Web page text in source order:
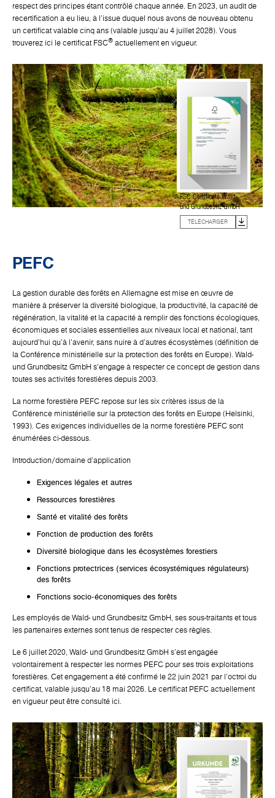
respect des principes étant contrôlé chaque année. En 2023, un audit de
recertification a eu lieu, à l'issue duquel nous avons de nouveau obtenu
un certificat valable cinq ans (valable jusqu'au 4 juillet 2028). Vous
trouverez ici le certificat FSC® actuellement en vigueur.
FSC Certificate Wald-
und Grundbesitz GmbH
TÉLÉCHARGER
PEFC
La gestion durable des forêts en Allemagne est mise en œuvre de
manière à préserver la diversité biologique, la productivité, la capacité de
régénération, la vitalité et la capacité à remplir des fonctions écologiques,
économiques et sociales essentielles aux niveaux local et national, tant
aujourd'hui qu'à l'avenir, sans nuire à d'autres écosystèmes (définition de
la Conférence ministérielle sur la protection des forêts en Europe). Wald-
und Grundbesitz GmbH s'engage à respecter ce concept de gestion dans
toutes ses activités forestières depuis 2003.
La norme forestière PEFC repose sur les six critères issus de la
Conférence ministérielle sur la protection des forêts en Europe (Helsinki,
1993). Ces exigences individuelles de la norme forestière PEFC sont
énumérées ci-dessous.
Introduction/domaine d'application
Exigences légales et autres
Ressources forestières
Santé et vitalité des forêts
Fonction de production des forêts
Diversité biologique dans les écosystèmes forestiers
Fonctions protectrices (services écosystémiques régulateurs)
des forêts
Fonctions socio-économiques des forêts
Les employés de Wald- und Grundbesitz GmbH, ses sous-traitants et tous
les partenaires externes sont tenus de respecter ces règles.
Le 6 juillet 2020, Wald- und Grundbesitz GmbH s'est engagée
volontairement à respecter les normes PEFC pour ses trois exploitations
forestières. Cet engagement a été confirmé le 22 juin 2021 par l'octroi du
certificat, valable jusqu'au 18 mai 2026. Le certificat PEFC actuellement
en vigueur peut être consulté ici.